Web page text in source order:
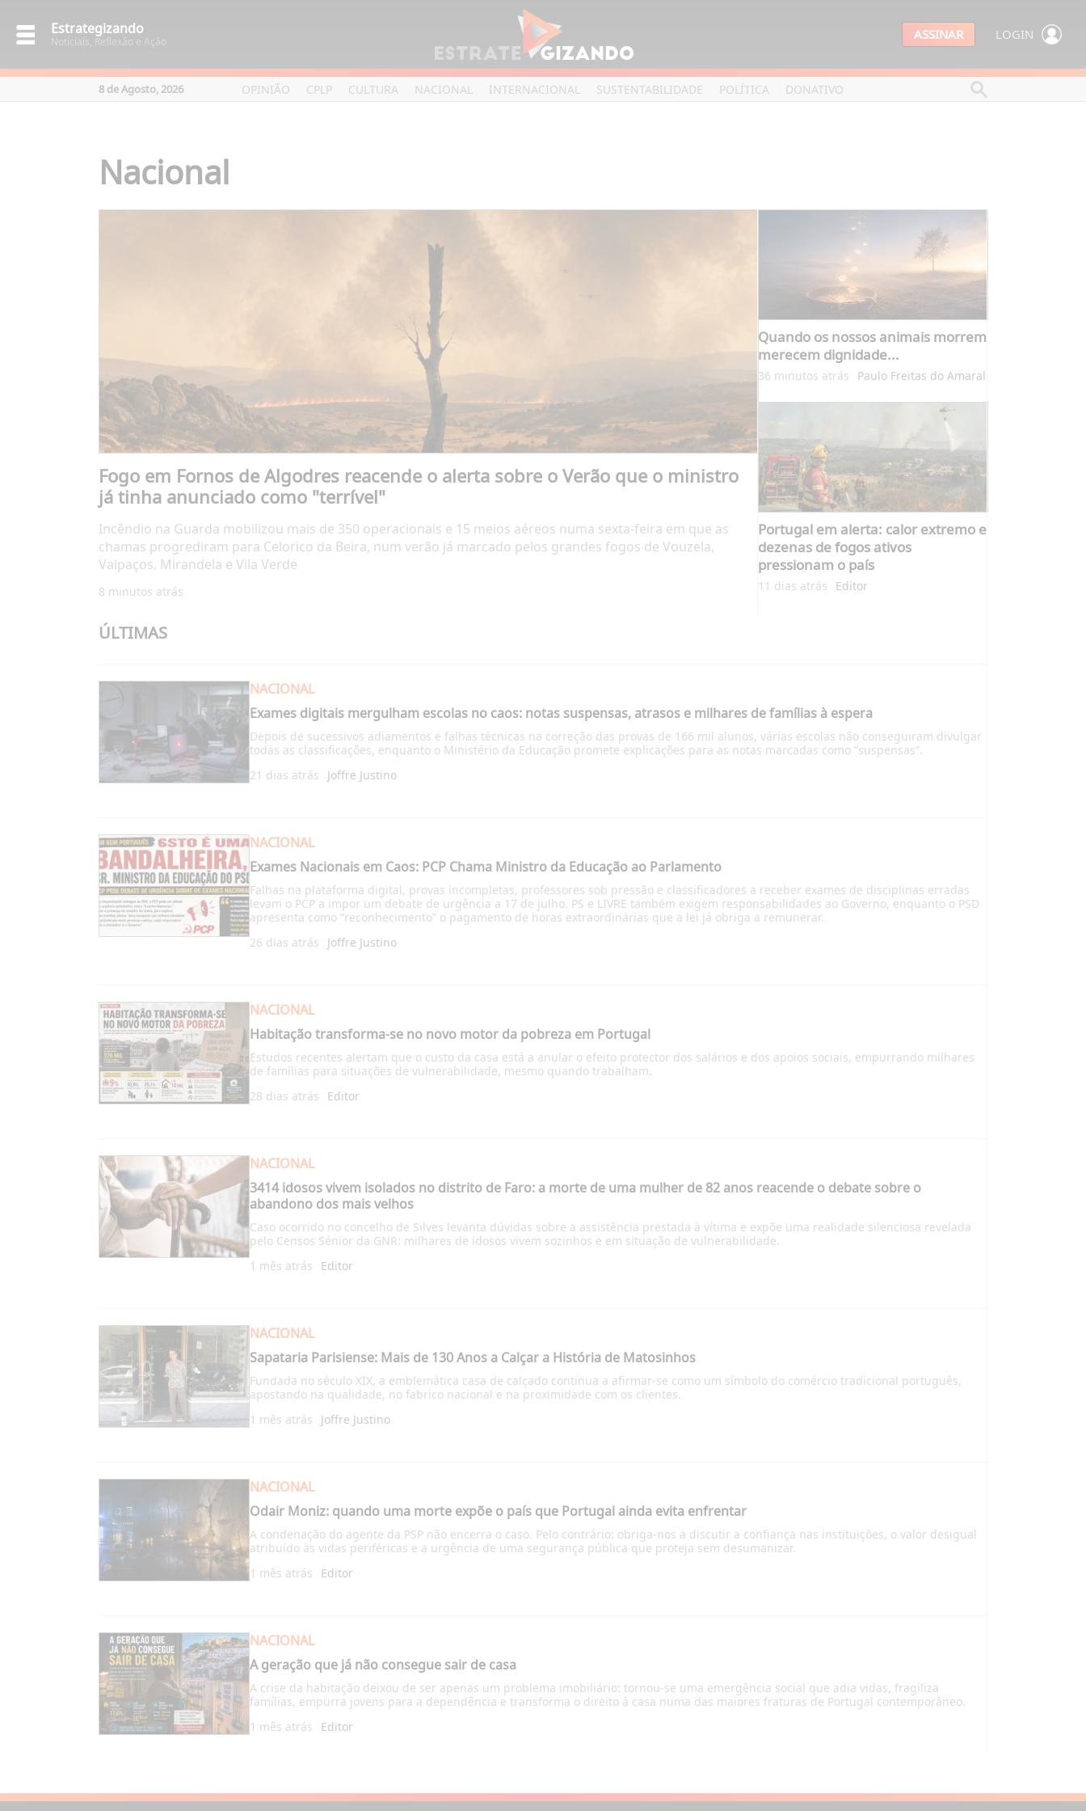
Estrategizando
Notíciais, Reflexão e Ação ASSINAR LOGIN
8 de Agosto, 2026 OPINIÃO CPLP CULTURA NACIONAL INTERNACIONAL SUSTENTABILIDADE POLÍTICA DONATIVO
Nacional
Fogo em Fornos de Algodres reacende o alerta sobre o Verão que o ministro
já tinha anunciado como "terrível"
Incêndio na Guarda mobilizou mais de 350 operacionais e 15 meios aéreos numa sexta-feira em que as
chamas progrediram para Celorico da Beira, num verão já marcado pelos grandes fogos de Vouzela,
Valpaços, Mirandela e Vila Verde
8 minutos atrás
Quando os nossos animais morrem
merecem dignidade...
36 minutos atrás Paulo Freitas do Amaral
Portugal em alerta: calor extremo e
dezenas de fogos ativos
pressionam o país
11 dias atrás Editor
ÚLTIMAS
NACIONAL
Exames digitais mergulham escolas no caos: notas suspensas, atrasos e milhares de famílias à espera
Depois de sucessivos adiamentos e falhas técnicas na correção das provas de 166 mil alunos, várias escolas não conseguiram divulgar
todas as classificações, enquanto o Ministério da Educação promete explicações para as notas marcadas como “suspensas”.
21 dias atrás Joffre Justino
NACIONAL
Exames Nacionais em Caos: PCP Chama Ministro da Educação ao Parlamento
Falhas na plataforma digital, provas incompletas, professores sob pressão e classificadores a receber exames de disciplinas erradas
levam o PCP a impor um debate de urgência a 17 de julho. PS e LIVRE também exigem responsabilidades ao Governo, enquanto o PSD
apresenta como “reconhecimento” o pagamento de horas extraordinárias que a lei já obriga a remunerar.
26 dias atrás Joffre Justino
NACIONAL
Habitação transforma-se no novo motor da pobreza em Portugal
Estudos recentes alertam que o custo da casa está a anular o efeito protector dos salários e dos apoios sociais, empurrando milhares
de famílias para situações de vulnerabilidade, mesmo quando trabalham.
28 dias atrás Editor
NACIONAL
3414 idosos vivem isolados no distrito de Faro: a morte de uma mulher de 82 anos reacende o debate sobre o
abandono dos mais velhos
Caso ocorrido no concelho de Silves levanta dúvidas sobre a assistência prestada à vítima e expõe uma realidade silenciosa revelada
pelo Censos Sénior da GNR: milhares de idosos vivem sozinhos e em situação de vulnerabilidade.
1 mês atrás Editor
NACIONAL
Sapataria Parisiense: Mais de 130 Anos a Calçar a História de Matosinhos
Fundada no século XIX, a emblemática casa de calçado continua a afirmar-se como um símbolo do comércio tradicional português,
apostando na qualidade, no fabrico nacional e na proximidade com os clientes.
1 mês atrás Joffre Justino
NACIONAL
Odair Moniz: quando uma morte expõe o país que Portugal ainda evita enfrentar
A condenação do agente da PSP não encerra o caso. Pelo contrário: obriga-nos a discutir a confiança nas instituições, o valor desigual
atribuído às vidas periféricas e a urgência de uma segurança pública que proteja sem desumanizar.
1 mês atrás Editor
NACIONAL
A geração que já não consegue sair de casa
A crise da habitação deixou de ser apenas um problema imobiliário: tornou-se uma emergência social que adia vidas, fragiliza
famílias, empurra jovens para a dependência e transforma o direito à casa numa das maiores fraturas de Portugal contemporâneo.
1 mês atrás Editor